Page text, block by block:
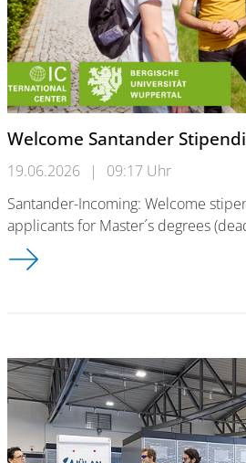
Welcome Santander
19.06.2026 |
09:17 Uhr
Santander-Incoming: Welcome
applicants for Master´s degrees
Welcome Santander Stipendium